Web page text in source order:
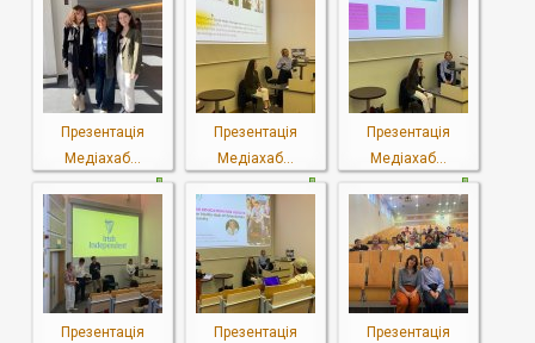
Презентація
Медіахаб...
Презентація
Медіахаб...
Презентація
Медіахаб...
Презентація Презентація Презентація